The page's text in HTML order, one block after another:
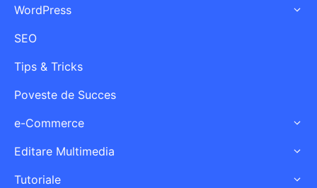
WordPress
SEO
Tips & Tricks
Poveste de Succes
e-Commerce
Editare Multimedia
Tutoriale